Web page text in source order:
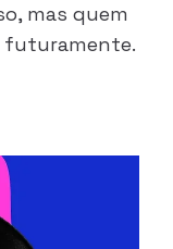
mas quem
futuramente.